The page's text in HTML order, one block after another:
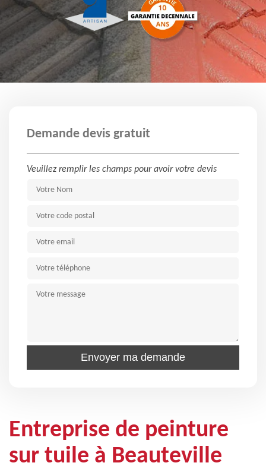
Demande devis gratuit
Veuillez remplir les champs pour avoir votre devis
Entreprise de peinture
sur tuile à Beauteville